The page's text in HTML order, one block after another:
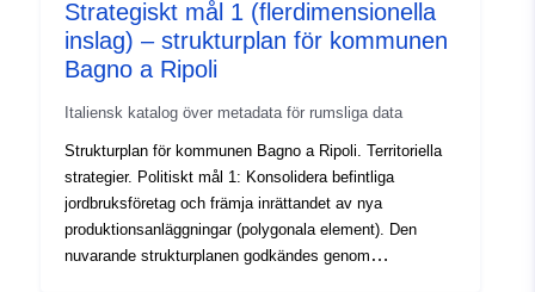
Strategiskt mål 1 (flerdimensionella
inslag) – strukturplan för kommunen
Bagno a Ripoli
Italiensk katalog över metadata för rumsliga data
Strukturplan för kommunen Bagno a Ripoli. Territoriella
strategier. Politiskt mål 1: Konsolidera befintliga
jordbruksföretag och främja inrättandet av nya
produktionsanläggningar (polygonala element). Den
nuvarande strukturplanen godkändes genom